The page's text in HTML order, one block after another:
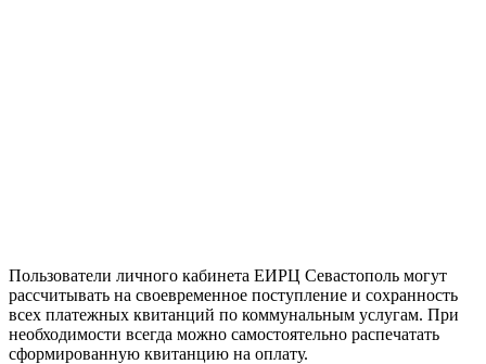
Пользователи личного кабинета ЕИРЦ Севастополь могут
рассчитывать на своевременное поступление и сохранность
всех платежных квитанций по коммунальным услугам. При
необходимости всегда можно самостоятельно распечатать
сформированную квитанцию на оплату.